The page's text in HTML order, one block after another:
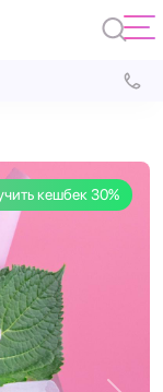
кешбек 30%